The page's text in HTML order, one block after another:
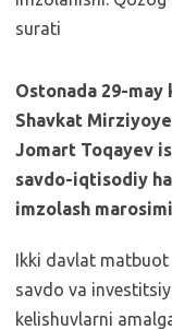
Ostonada 29-may
Shavkat
Jomart Toqayev
savdo-iqtisodiy
imzolash
Ikki davlat
savdo va
kelishuvlarni